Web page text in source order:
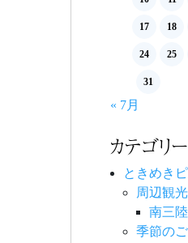
17 18
24 25
31
« 7月
カテゴリー
ときめき
周辺観光
南三
季節の